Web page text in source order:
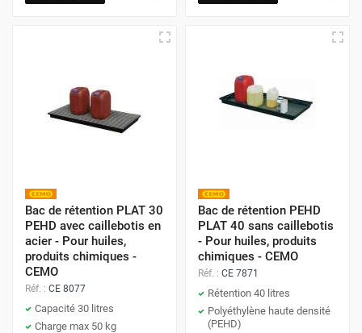
Bac de rétention PLAT 30
PEHD avec caillebotis en
acier - Pour huiles,
produits chimiques -
CEMO
Réf. : CE 8077
Capacité 30 litres
Charge max 50 kg
Bac de rétention PEHD
PLAT 40 sans caillebotis
- Pour huiles, produits
chimiques - CEMO
Réf. : CE 7871
Rétention 40 litres
Polyéthylène haute densité
(PEHD)